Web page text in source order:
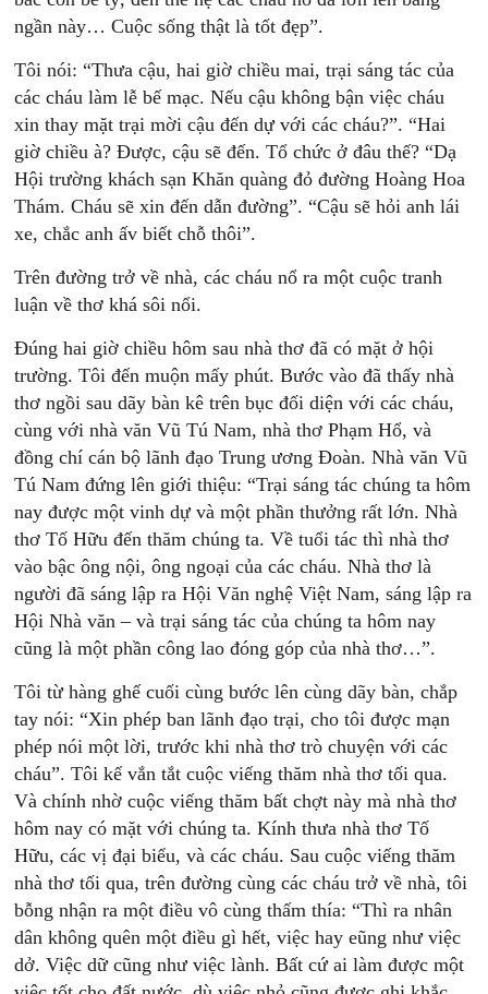
ngần này… Cuộc sống thật là tốt đẹp”.
Tôi nói: “Thưa cậu, hai giờ chiều mai, trại sáng tác của
các cháu làm lễ bế mạc. Nếu cậu không bận việc cháu
xin thay mặt trại mời cậu đến dự với các cháu?”. “Hai
giờ chiều à? Được, cậu sẽ đến. Tổ chức ở đâu thế? “Dạ
Hội trường khách sạn Khăn quàng đỏ đường Hoàng Hoa
Thám. Cháu sẽ xin đến dẫn đường”. “Cậu sẽ hỏi anh lái
xe, chắc anh ấv biết chỗ thôi”.
Trên đường trở về nhà, các cháu nổ ra một cuộc tranh
luận về thơ khá sôi nổi.
Đúng hai giờ chiều hôm sau nhà thơ đã có mặt ở hội
trường. Tôi đến muộn mấy phút. Bước vào đã thấy nhà
thơ ngồi sau dãy bàn kê trên bục đối diện với các cháu,
cùng với nhà văn Vũ Tú Nam, nhà thơ Phạm Hổ, và
đồng chí cán bộ lãnh đạo Trung ương Đoàn. Nhà văn Vũ
Tú Nam đứng lên giới thiệu: “Trại sáng tác chúng ta hôm
nay được một vinh dự và một phần thưởng rất lớn. Nhà
thơ Tố Hữu đến thăm chúng ta. Về tuổi tác thì nhà thơ
vào bậc ông nội, ông ngoại của các cháu. Nhà thơ là
người đã sáng lập ra Hội Văn nghệ Việt Nam, sáng lập ra
Hội Nhà văn – và trại sáng tác của chúng ta hôm nay
cũng là một phần công lao đóng góp của nhà thơ…”.
Tôi từ hàng ghế cuối cùng bước lên cùng dãy bàn, chắp
tay nói: “Xin phép ban lãnh đạo trại, cho tôi được mạn
phép nói một lời, trước khi nhà thơ trò chuyện với các
cháu”. Tôi kể vắn tắt cuộc viếng thăm nhà thơ tối qua.
Và chính nhờ cuộc viếng thăm bất chợt này mà nhà thơ
hôm nay có mặt với chúng ta. Kính thưa nhà thơ Tố
Hữu, các vị đại biểu, và các cháu. Sau cuộc viếng thăm
nhà thơ tối qua, trên đường cùng các cháu trở về nhà, tôi
bỗng nhận ra một điều vô cùng thấm thía: “Thì ra nhân
dân không quên một điều gì hết, việc hay eũng như việc
dở. Việc dữ cũng như việc lành. Bất cứ ai làm được một